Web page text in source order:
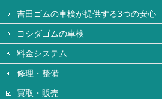
吉田ゴムの車検が提供する3つの安心
ヨシダゴムの車検
料金システム
修理・整備
買取・販売